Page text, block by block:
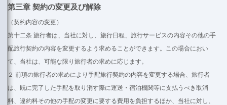
第三章 契約の変更及び解除
（契約内容の変更）
第十二条 旅行者は、当社に対し、旅行日程、旅行サービスの内容その他の手
配旅行契約の内容を変更するよう求めることができます。この場合におい
て、当社は、可能な限り旅行者の求めに応じます。
２ 前項の旅行者の求めにより手配旅行契約の内容を変更する場合、旅行者
は、既に完了した手配を取り消す際に運送・宿泊機関等に支払うべき取消
料、違約料その他の手配の変更に要する費用を負担するほか、当社に対し、